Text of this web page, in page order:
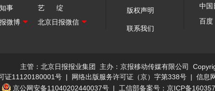
事
艺 绽
版权声明
联系我们
中国
百度
主管：北京日报报业集团 主办：京报移动传媒有限公司
证11120180001号 | 网络出版服务许可证（京）字第338号 | 信息
京公网安备11040202440037号| 工信部备案号：京ICP备